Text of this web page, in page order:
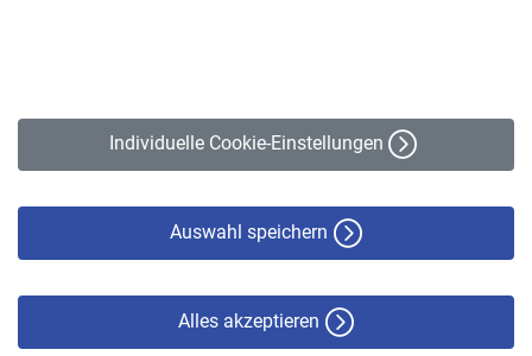
Individuelle Cookie-Einstellungen
Auswahl speichern
Alles akzeptieren
Erklärung zur Barrierefreiheit
© VBL 2026